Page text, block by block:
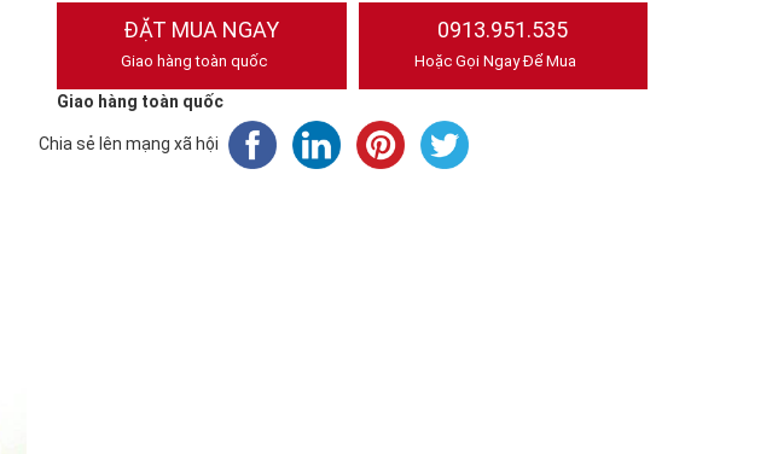
ĐẶT MUA NGAY
Giao hàng toàn quốc
0913.951.535
Hoặc Gọi Ngay Để Mua
Giao hàng toàn quốc
Chia sẻ lên mạng xã hội